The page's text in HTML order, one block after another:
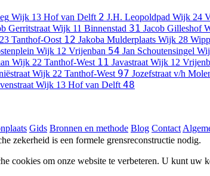
Wijk 13 Hof van Delft 2 J.H. Leopoldpad Wijk 24
Gerritstraat Wijk 11 Binnenstad 31 Jacob Gilleshof
Tanthof-Oost 12 Jakoba Mulderplaats Wijk 28
Wijk 12 Vrijenban 54 Jan Schoutensingel
Wijk 22 Tanthof-West 11 Javastraat Wijk 12
Wijk 22 Tanthof-West 97 Jozefstraat v/h
Wijk 13 Hof van Delft 48
Gids Bronnen en methode Blog Contact
zekerheid is een formele grensreconstructie nodig.
cookies om onze website te verbeteren. U kunt uw